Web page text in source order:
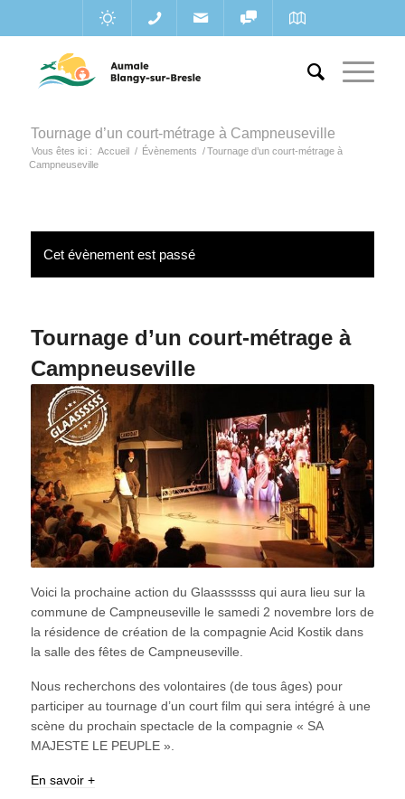
Tournage d’un court-métrage à Campneuseville
Vous êtes ici : Accueil / Évènements / Tournage d’un court-métrage à
Campneuseville
Cet évènement est passé
Tournage d’un court-métrage à
Campneuseville
Voici la prochaine action du Glaassssss qui aura lieu sur la
commune de Campneuseville le samedi 2 novembre lors de
la résidence de création de la compagnie Acid Kostik dans
la salle des fêtes de Campneuseville.
Nous recherchons des volontaires (de tous âges) pour
participer au tournage d’un court film qui sera intégré à une
scène du prochain spectacle de la compagnie « SA
MAJESTE LE PEUPLE ».
En savoir +